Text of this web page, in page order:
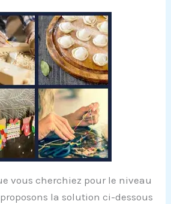
vous cherchiez pour le niveau
la solution ci-dessous